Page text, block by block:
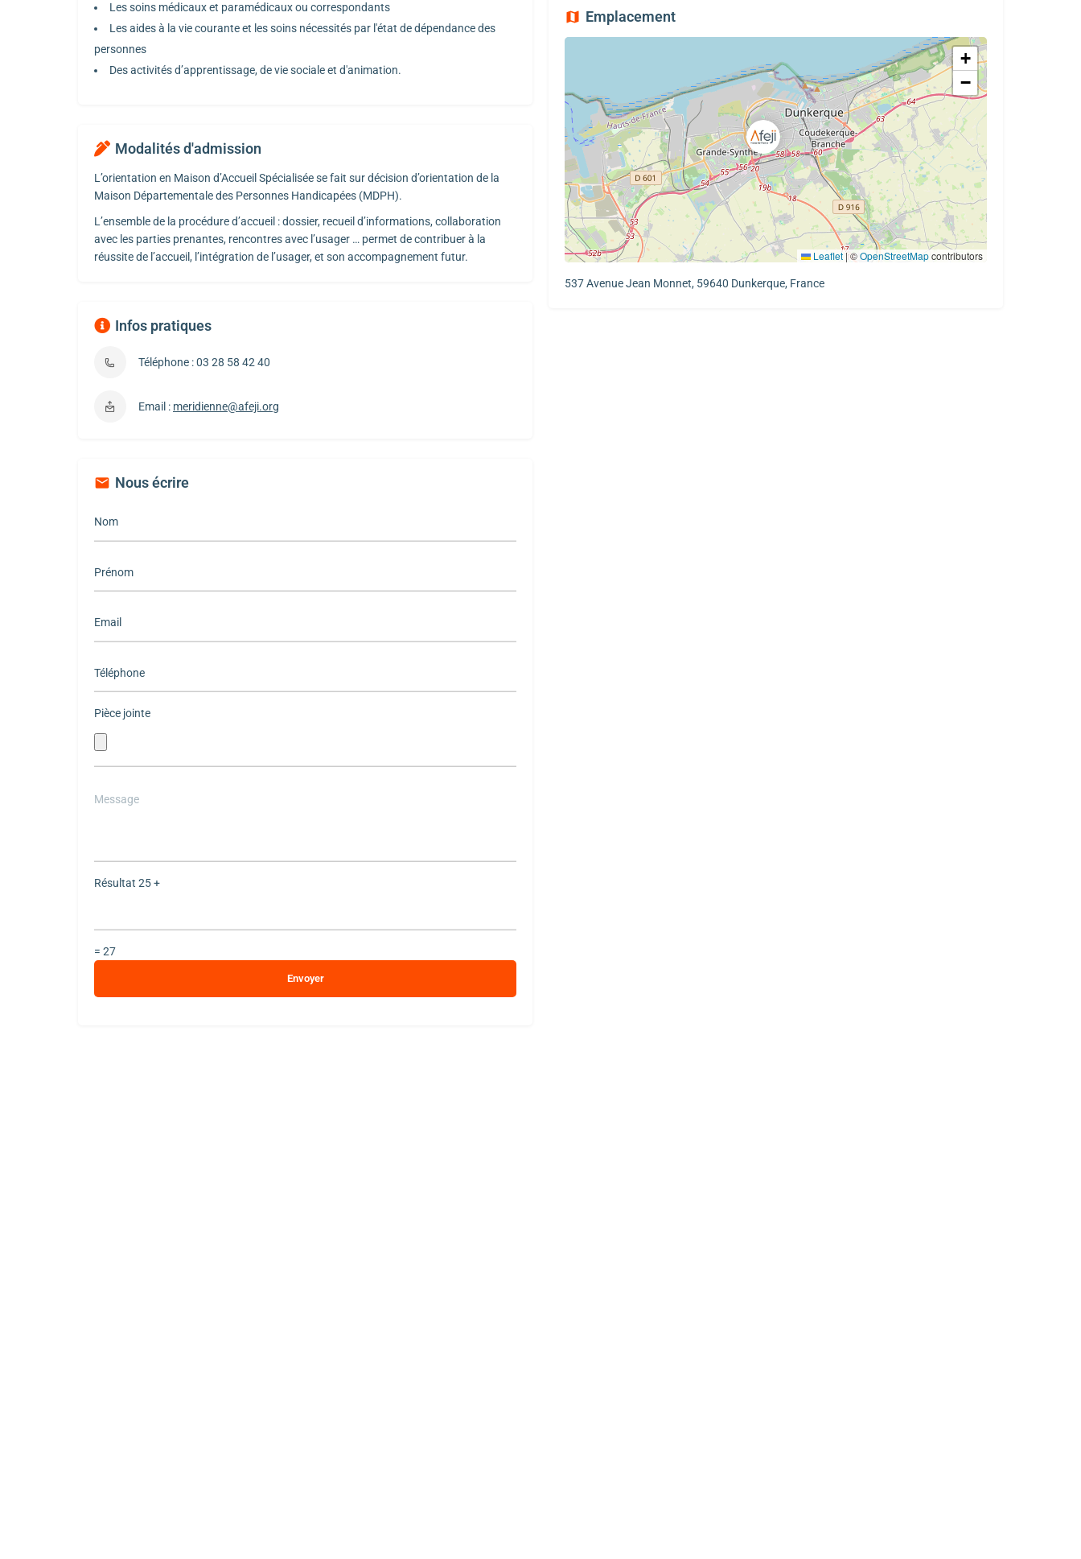
Les soins médicaux et paramédicaux ou correspondants
Les aides à la vie courante et les soins nécessités par l'état de dépendance des
personnes
Des activités d’apprentissage, de vie sociale et d'animation.
Modalités d'admission
L’orientation en Maison d’Accueil Spécialisée se fait sur décision d’orientation de la
Maison Départementale des Personnes Handicapées (MDPH).
L’ensemble de la procédure d’accueil : dossier, recueil d’informations, collaboration
avec les parties prenantes, rencontres avec l’usager … permet de contribuer à la
réussite de l’accueil, l’intégration de l’usager, et son accompagnement futur.
Infos pratiques
Téléphone : 03 28 58 42 40
Email : meridienne@afeji.org
Nous écrire
Pièce jointe
leave
Résultat 25 +
= 27
Emplacement
+
−
Leaflet|©OpenStreetMapcontributors
537 Avenue Jean Monnet, 59640 Dunkerque, France